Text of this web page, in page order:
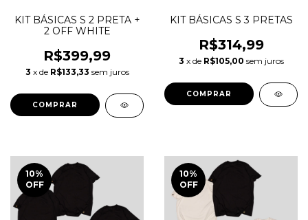
KIT BÁSICAS S 2 PRETA +
2 OFF WHITE
R$399,99
3 x de R$133,33 sem juros
COMPRAR
KIT BÁSICAS S 3 PRETAS
R$314,99
3 x de R$105,00 sem juros
COMPRAR
10%
OFF
10%
OFF